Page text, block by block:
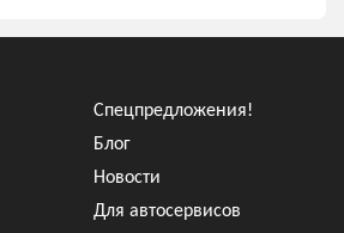
Спецпредложения!
Блог
Новости
Для автосервисов